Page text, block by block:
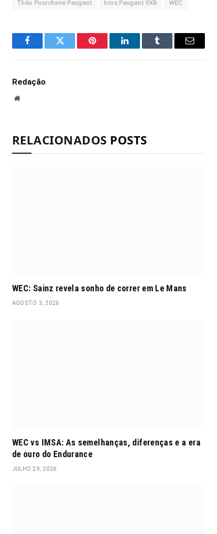
Théo Pourchaire Peugeot trios Peugeot 9X8 WEC
FacebookTwitter Pinterest LinkedInTumblr
E-
Redação
Site
RELACIONADOS POSTS
WEC: Sainz revela sonho de correr em Le Mans
AGOSTO 3, 2026
WEC vs IMSA: As semelhanças, diferenças e a era
de ouro do Endurance
JULHO 29, 2026